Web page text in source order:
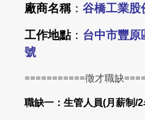
廠商名稱： 谷橋工業股
工作地點： 台中市豐原
號
===========徵才職缺
職缺一：生管人員(月薪制/2